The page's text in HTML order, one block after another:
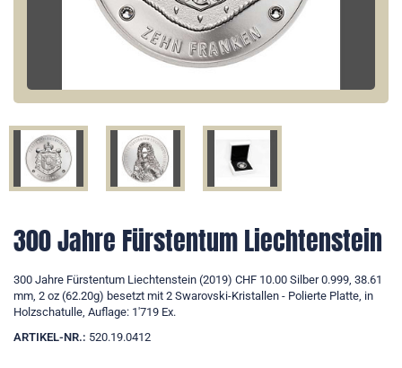
300 Jahre Fürstentum Liechtenstein
300 Jahre Fürstentum Liechtenstein (2019) CHF 10.00 Silber 0.999, 38.61
mm, 2 oz (62.20g) besetzt mit 2 Swarovski-Kristallen - Polierte Platte, in
Holzschatulle, Auflage: 1'719 Ex.
ARTIKEL-NR.: 520.19.0412